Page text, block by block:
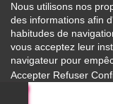
Nous utilisons nos
des informations afin
habitudes de
vous acceptez leur
navigateur pour
Accepter Refuser